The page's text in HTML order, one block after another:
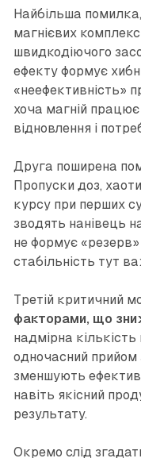
Найбільша
магнієвих
швидкодіючого
ефекту формує
«неефективність»
хоча магній працює
відновлення і
Друга поширена
Пропуски доз,
курсу при перших
зводять нанівець
не формує «резерв»
стабільність тут
Третій критичний
факторами, що
надмірна
одночасний прийом
зменшують
навіть якісний
результату.
Окремо слід